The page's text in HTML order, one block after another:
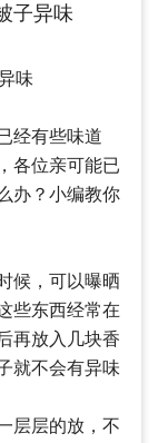
子异味
味
经有些味道
各位亲可能已
办？小编教你
候，可以曝晒
些东西经常在
再放入几块香
就不会有异味
层层的放，不